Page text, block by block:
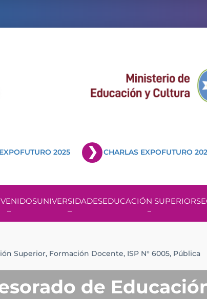
2025 CHARLAS EXPOFUTURO
UNIVERSIDADESEDUCACIÓN SUPERIOR
Superior, Formación Docente, ISP N° 6005, Pública
de